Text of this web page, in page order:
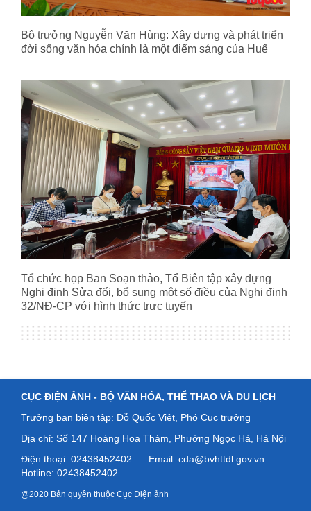
Bộ trưởng Nguyễn Văn Hùng: Xây dựng và phát triển
đời sống văn hóa chính là một điểm sáng của Huế
Tổ chức họp Ban Soạn thảo, Tổ Biên tập xây dựng
Nghị định Sửa đổi, bổ sung một số điều của Nghị định
32/NĐ-CP với hình thức trực tuyến
CỤC ĐIỆN ẢNH - BỘ VĂN HÓA, THỂ THAO VÀ DU LỊCH
Trưởng ban biên tập: Đỗ Quốc Việt, Phó Cục trưởng
Địa chỉ: Số 147 Hoàng Hoa Thám, Phường Ngọc Hà, Hà Nội
Điện thoại: 02438452402 Email: cda@bvhttdl.gov.vn
Hotline: 02438452402
@2020 Bản quyền thuộc Cục Điện ảnh